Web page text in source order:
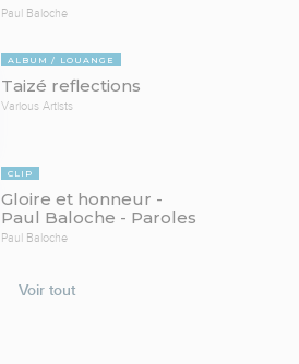
Paul Baloche
ALBUM LOUANGE
Taizé reflections
Various Artists
CLIP
Gloire et honneur -
Paul Baloche - Paroles
Paul Baloche
Voir tout